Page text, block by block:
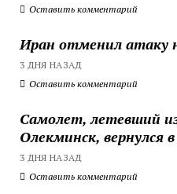
Оставить комментарий
Иран отменил атаку
3 ДНЯ НАЗАД
Оставить комментарий
Самолет, летевший
Олекминск, вернулся
3 ДНЯ НАЗАД
Оставить комментарий